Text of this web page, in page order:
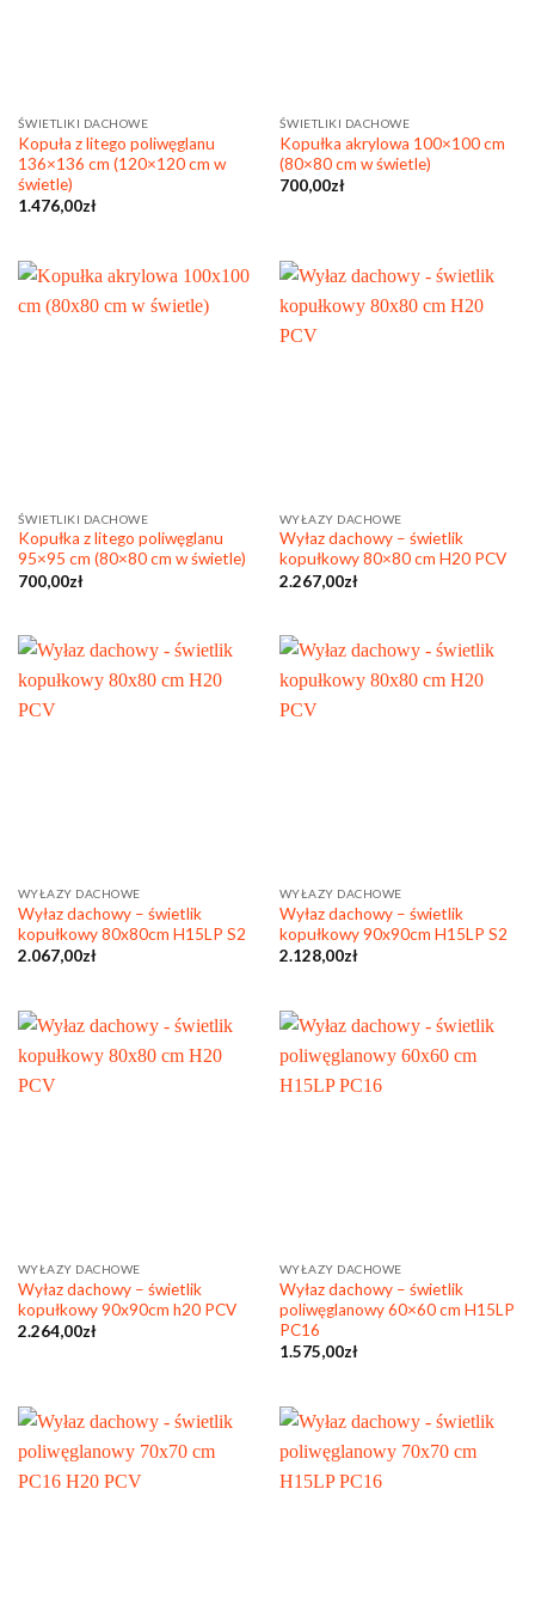
ŚWIETLIKI DACHOWE
Kopuła z litego poliwęglanu
136×136 cm (120×120 cm w
świetle)
1.476,00zł
ŚWIETLIKI DACHOWE
Kopułka akrylowa 100×100 cm
(80×80 cm w świetle)
700,00zł
ŚWIETLIKI DACHOWE
Kopułka z litego poliwęglanu
95×95 cm (80×80 cm w świetle)
700,00zł
WYŁAZY DACHOWE
Wyłaz dachowy – świetlik
kopułkowy 80×80 cm H20 PCV
2.267,00zł
WYŁAZY DACHOWE
Wyłaz dachowy – świetlik
kopułkowy 80x80cm H15LP S2
2.067,00zł
WYŁAZY DACHOWE
Wyłaz dachowy – świetlik
kopułkowy 90x90cm H15LP S2
2.128,00zł
WYŁAZY DACHOWE
Wyłaz dachowy – świetlik
kopułkowy 90x90cm h20 PCV
2.264,00zł
WYŁAZY DACHOWE
Wyłaz dachowy – świetlik
poliwęglanowy 60×60 cm H15LP
PC16
1.575,00zł